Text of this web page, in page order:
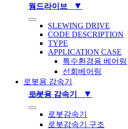
웜드라이브
▼
Toggle
Navigation
SLEWING DRIVE
CODE DESCRIPTION
TYPE
APPLICATION CASE
특수환경용 베어링
선회베어링
로봇용 감속기
로봇용 감속기
▼
Toggle
Navigation로봇감속기
로봇감속기 구조